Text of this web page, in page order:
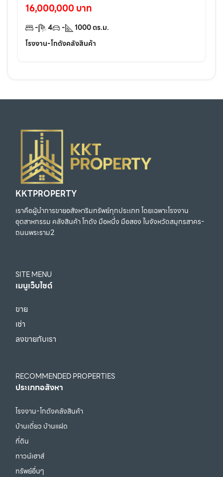
16,000,000 บาท
- 4 - 1000ตร.ม.
โรงงาน-โกดังคลังสินค้า
KKTPROPERTY
เราคือผู้นำการขายอสังหาริมทรัพย์ทุกประเภท โดยเฉพาะโรงงาน
อุตสาหกรรม คลังสินค้า โกดัง มือหนึ่ง มือสอง ในจังหวัดสมุทรสาคร-
ถนนพระราม2
SITE MENU
เมนูเว็บไซต์
ขาย
เช่า
ลงขายกับเรา
RECOMMENDED PROPERTIES
ประเภทอสังหา
โรงงาน-โกดังคลังสินค้า
บ้านเดี่ยว บ้านแฝด
ที่ดิน
ทาวน์เฮาส์
ทรัพย์อื่นๆ